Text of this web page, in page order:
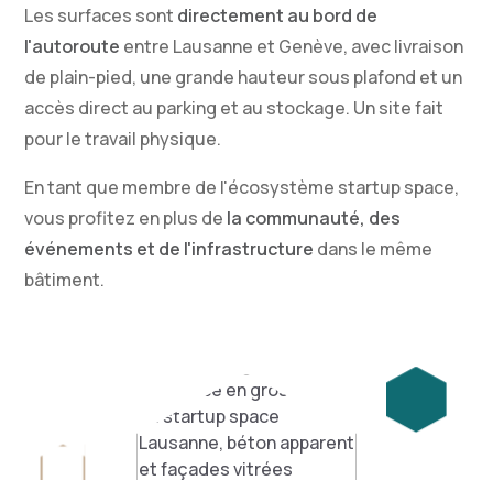
Les surfaces sont directement au bord de
l'autoroute entre Lausanne et Genève, avec livraison
de plain-pied, une grande hauteur sous plafond et un
accès direct au parking et au stockage. Un site fait
pour le travail physique.
En tant que membre de l'écosystème startup space,
vous profitez en plus de la communauté, des
événements et de l'infrastructure dans le même
bâtiment.